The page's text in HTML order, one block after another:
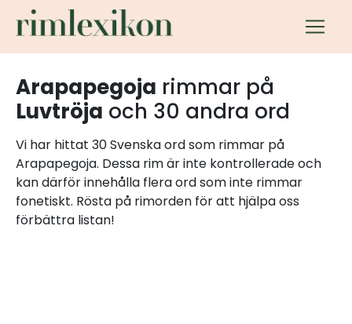
Arapapegoja rimmar på
Luvtröja och 30 andra ord
Vi har hittat 30 Svenska ord som rimmar på
Arapapegoja. Dessa rim är inte kontrollerade och
kan därför innehålla flera ord som inte rimmar
fonetiskt. Rösta på rimorden för att hjälpa oss
förbättra listan!